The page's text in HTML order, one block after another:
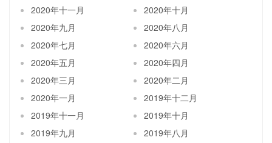
2020年十一月
2020年十月
2020年九月
2020年八月
2020年七月
2020年六月
2020年五月
2020年四月
2020年三月
2020年二月
2020年一月
2019年十二月
2019年十一月
2019年十月
2019年九月
2019年八月